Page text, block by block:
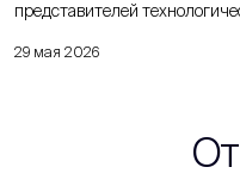
представителей
29 мая 2026